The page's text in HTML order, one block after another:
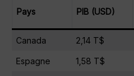
Pays PIB (USD)
Canada 2,14 T$
Espagne 1,58 T$